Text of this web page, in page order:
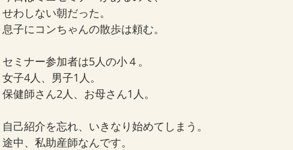
せわしない朝だった。
息子にコンちゃんの散歩は頼む。
セミナー参加者は5人の小４。
女子4人、男子1人。
保健師さん2人、お母さん1人。
自己紹介を忘れ、いきなり始めてしまう。
途中、私助産師なんです。